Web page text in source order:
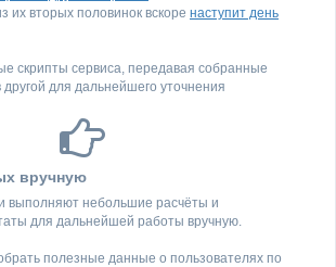
их вторых половинок вскоре наступит день
скрипты сервиса, передавая собранные
для дальнейшего уточнения
вручную
выполняют небольшие расчёты и
для дальнейшей работы вручную.
полезные данные о пользователях по